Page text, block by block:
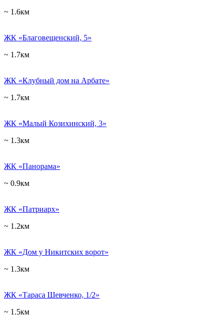
~ 1.6км
ЖК «Благовещенский, 5»
~ 1.7км
ЖК «Клубный дом на Арбате»
~ 1.7км
ЖК «Малый Козихинский, 3»
~ 1.3км
ЖК «Панорама»
~ 0.9км
ЖК «Патриарх»
~ 1.2км
ЖК «Дом у Никитских ворот»
~ 1.3км
ЖК «Тараса Шевченко, 1/2»
~ 1.5км